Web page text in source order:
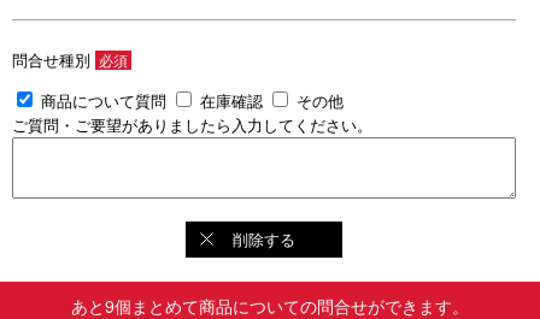
問合せ種別 必須
商品について質問 在庫確認
その他
ご質問・ご要望がありましたら入力してください。
削除する
あと9個まとめて商品についての問合せができます。